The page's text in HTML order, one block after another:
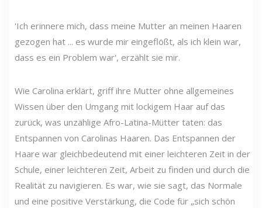
'Ich erinnere mich, dass meine Mutter an meinen Haaren
gezogen hat ... es wurde mir eingeflößt, als ich klein war,
dass es ein Problem war', erzählt sie mir.
Wie Carolina erklärt, griff ihre Mutter ohne allgemeines
Wissen über den Umgang mit lockigem Haar auf das
zurück, was unzählige Afro-Latina-Mütter taten: das
Entspannen von Carolinas Haaren. Das Entspannen der
Haare war gleichbedeutend mit einer leichteren Zeit in der
Schule, einer leichteren Zeit, Arbeit zu finden und durch die
Realität zu navigieren. Es war, wie sie sagt, das Normale
und eine positive Verstärkung, die Code für „sich schön